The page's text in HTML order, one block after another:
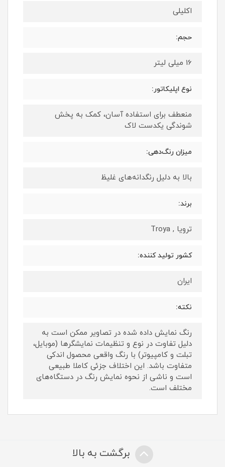
اکلیلی
حجم:
16 میلی لیتر
نوع اپلیکاتور:
منعطف برای استفاده آسان، کمک به پخش
شوندگی یکدست لاک
میزان رنگ‌دهی:
بالا به دلیل رنگدانه‌های غلیظ
برند:
ترویا , Troya
کشور تولید کننده:
ایران
نکته:
رنگ نمایش داده‌ شده در تصاویر ممکن است به
دلیل تفاوت در نوع و تنظیمات نمایشگرها (موبایل،
تبلت و کامپیوتر) با رنگ واقعی محصول اندکی
متفاوت باشد. این اختلاف جزئی کاملا طبیعی
است و ناشی از نحوه نمایش رنگ در دستگاه‌های
مختلف است.
برگشت به بالا